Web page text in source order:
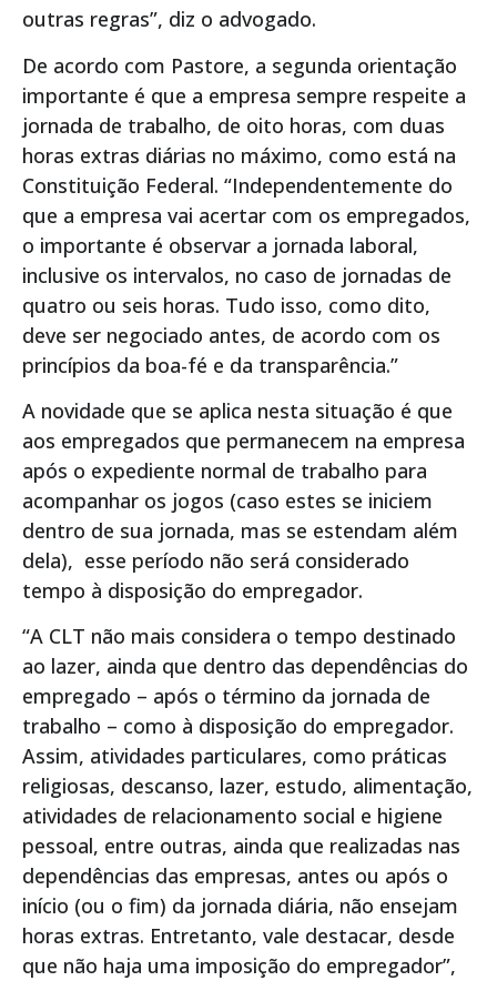
outras regras”, diz o advogado.
De acordo com Pastore, a segunda orientação
importante é que a empresa sempre respeite a
jornada de trabalho, de oito horas, com duas
horas extras diárias no máximo, como está na
Constituição Federal. “Independentemente do
que a empresa vai acertar com os empregados,
o importante é observar a jornada laboral,
inclusive os intervalos, no caso de jornadas de
quatro ou seis horas. Tudo isso, como dito,
deve ser negociado antes, de acordo com os
princípios da boa-fé e da transparência.”
A novidade que se aplica nesta situação é que
aos empregados que permanecem na empresa
após o expediente normal de trabalho para
acompanhar os jogos (caso estes se iniciem
dentro de sua jornada, mas se estendam além
dela), esse período não será considerado
tempo à disposição do empregador.
“A CLT não mais considera o tempo destinado
ao lazer, ainda que dentro das dependências do
empregado – após o término da jornada de
trabalho – como à disposição do empregador.
Assim, atividades particulares, como práticas
religiosas, descanso, lazer, estudo, alimentação,
atividades de relacionamento social e higiene
pessoal, entre outras, ainda que realizadas nas
dependências das empresas, antes ou após o
início (ou o fim) da jornada diária, não ensejam
horas extras. Entretanto, vale destacar, desde
que não haja uma imposição do empregador”,